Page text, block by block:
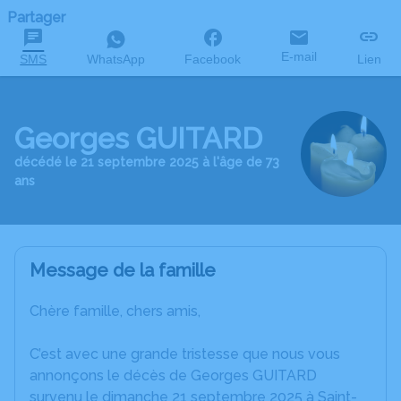
Partager
SMS WhatsApp Facebook E-mail Lien
Georges GUITARD
décédé le 21 septembre 2025 à l'âge de 73
ans
Message de la famille
Chère famille, chers amis,
C’est avec une grande tristesse que nous vous
annonçons le décès de Georges GUITARD
survenu le dimanche 21 septembre 2025 à Saint-